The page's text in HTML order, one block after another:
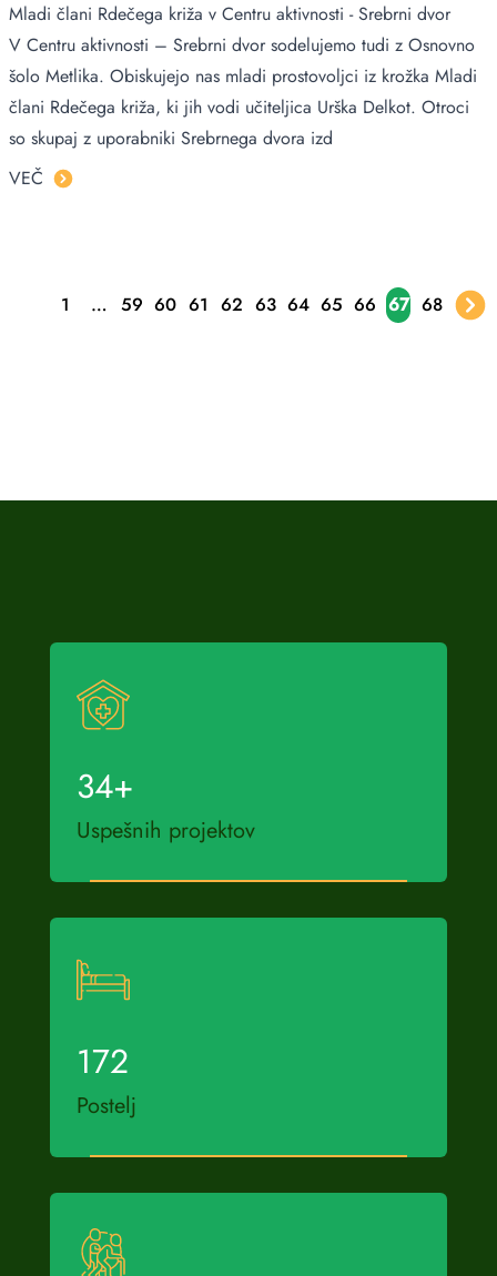
Mladi člani Rdečega križa v Centru aktivnosti - Srebrni dvor
V Centru aktivnosti – Srebrni dvor sodelujemo tudi z Osnovno
šolo Metlika. Obiskujejo nas mladi prostovoljci iz krožka Mladi
člani Rdečega križa, ki jih vodi učiteljica Urška Delkot. Otroci
so skupaj z uporabniki Srebrnega dvora izd
VEČ
1 … 59 60 61 62 63 64 65 66 67 68
34+
Uspešnih projektov
172
Postelj